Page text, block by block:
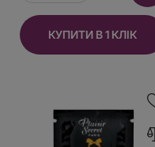
КУПИТИ В 1 КЛІК